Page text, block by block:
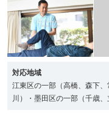
対応地域
江東区の一部（高橋、森下
川）・墨田区の一部（千歳、